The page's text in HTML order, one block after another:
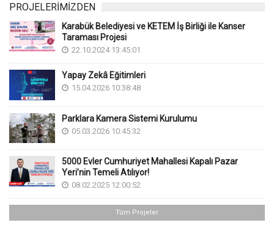
PROJELERİMİZDEN
Karabük Belediyesi ve KETEM İş Birliği ile Kanser
Taraması Projesi
22.10.2024 13:45:01
Yapay Zekâ Eğitimleri
15.04.2026 10:38:48
Parklara Kamera Sistemi Kurulumu
05.03.2026 10:45:32
5000 Evler Cumhuriyet Mahallesi Kapalı Pazar
Yeri’nin Temeli Atılıyor!
08.02.2025 12:00:52
Tüm Projeler